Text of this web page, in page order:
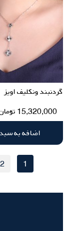
گردنبند ونکلیف اویز
15,320,000
اضافه به
1
2